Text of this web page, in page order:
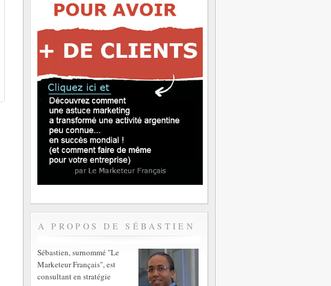
A PROPOS DE SÉBASTIEN
Sébastien, surnommé "Le
Marketeur Français", est
consultant en stratégie